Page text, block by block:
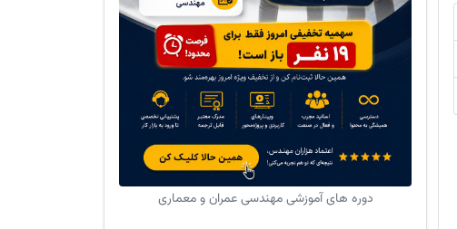
دوره های آموزشی مهندسی عمران و معماری